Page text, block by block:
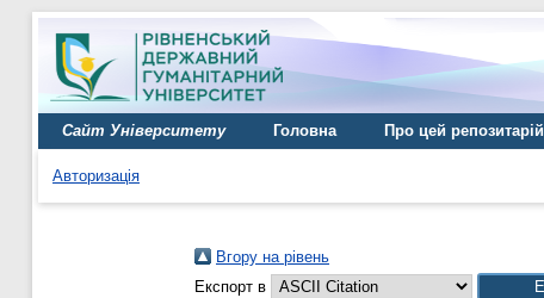
Сайт Університету Головна Про цей репозитарій
Авторизація
Вгору на рівень
Експорт в